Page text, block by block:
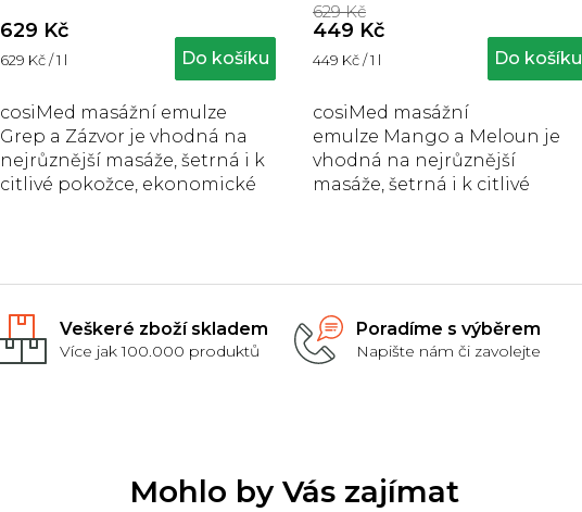
Veškeré zboží skladem
Více jak 100.000 produktů
Poradíme s výběrem
Napište nám či zavolejte
produktu
je
5,0
5
hvězdiček.
629 Kč
Měrná
629 Kč / 1 l Do košíku
cosiMed masážní emulze
Grep a Zázvor je vhodná na
nejrůznější masáže, šetrná i k
citlivé pokožce, ekonomické
produktu
je
5,0
5
hvězdiček.
629 Kč
449 Kč
Měrná
449 Kč / 1 l Do košíku
cosiMed masážní
emulze Mango a Meloun je
vhodná na nejrůznější
masáže, šetrná i k citlivé
Mohlo by Vás zajímat